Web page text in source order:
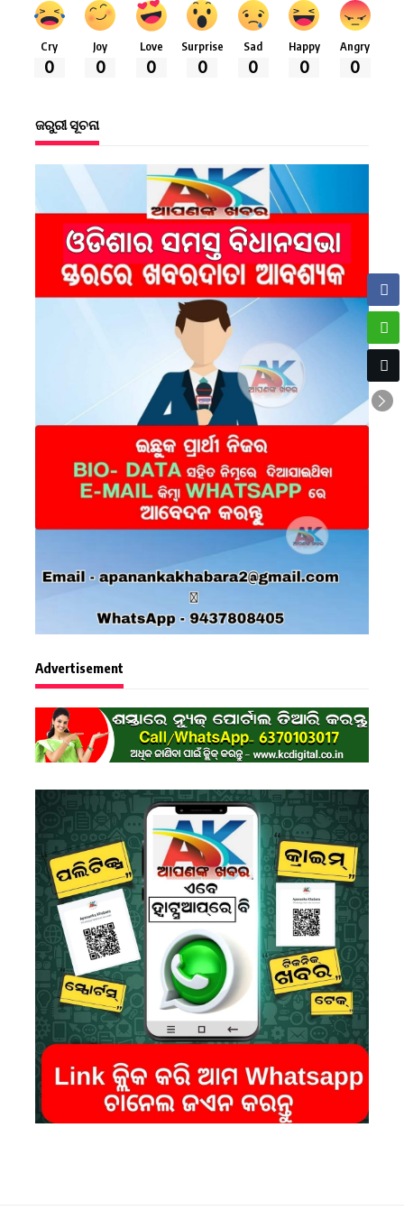
Cry
0
Joy
0
Love
0
Surprise
0
Sad
0
Happy
0
Angry
0
ଜରୁରୀ ସୂଚନା
Advertisement